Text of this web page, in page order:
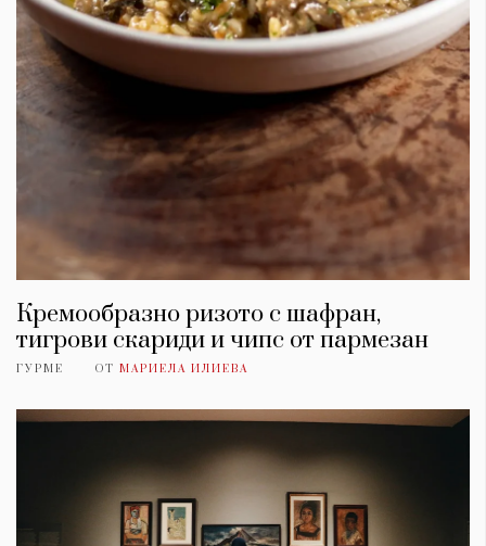
Кремообразно ризото с шафран,
тигрови скариди и чипс от пармезан
ГУРМЕ ОТ МАРИЕЛА ИЛИЕВА